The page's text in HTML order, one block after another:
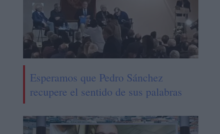
Esperamos que Pedro Sánchez
recupere el sentido de sus palabras